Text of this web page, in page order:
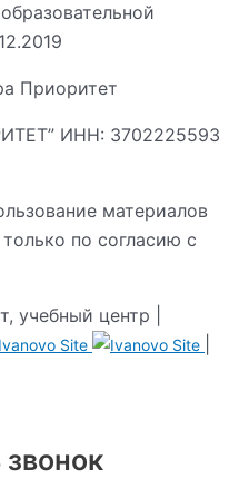
ИНН: 3702225593
материалов
по согласию с
учебный центр |
Ivanovo Site
звонок